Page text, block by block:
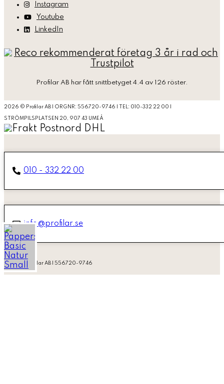
Instagram
Youtube
LinkedIn
Profilar AB har fått snittbetyget 4.4 av 126 röster.
2026 © Profilar AB | ORGNR: 556720-9746 | TEL: 010-332 22 00 |
STRÖMPILSPLATSEN 20, 907 43 UMEÅ
010 - 332 22 00
info@profilar.se
2026 © Profilar AB | 556720-9746